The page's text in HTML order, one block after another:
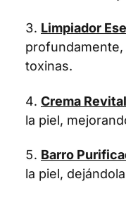
Limpiador
toxinas.
Crema
la piel,
Barro
la piel,